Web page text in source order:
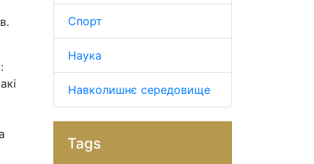
Спорт
Наука
Навколишнє середовище
Tags